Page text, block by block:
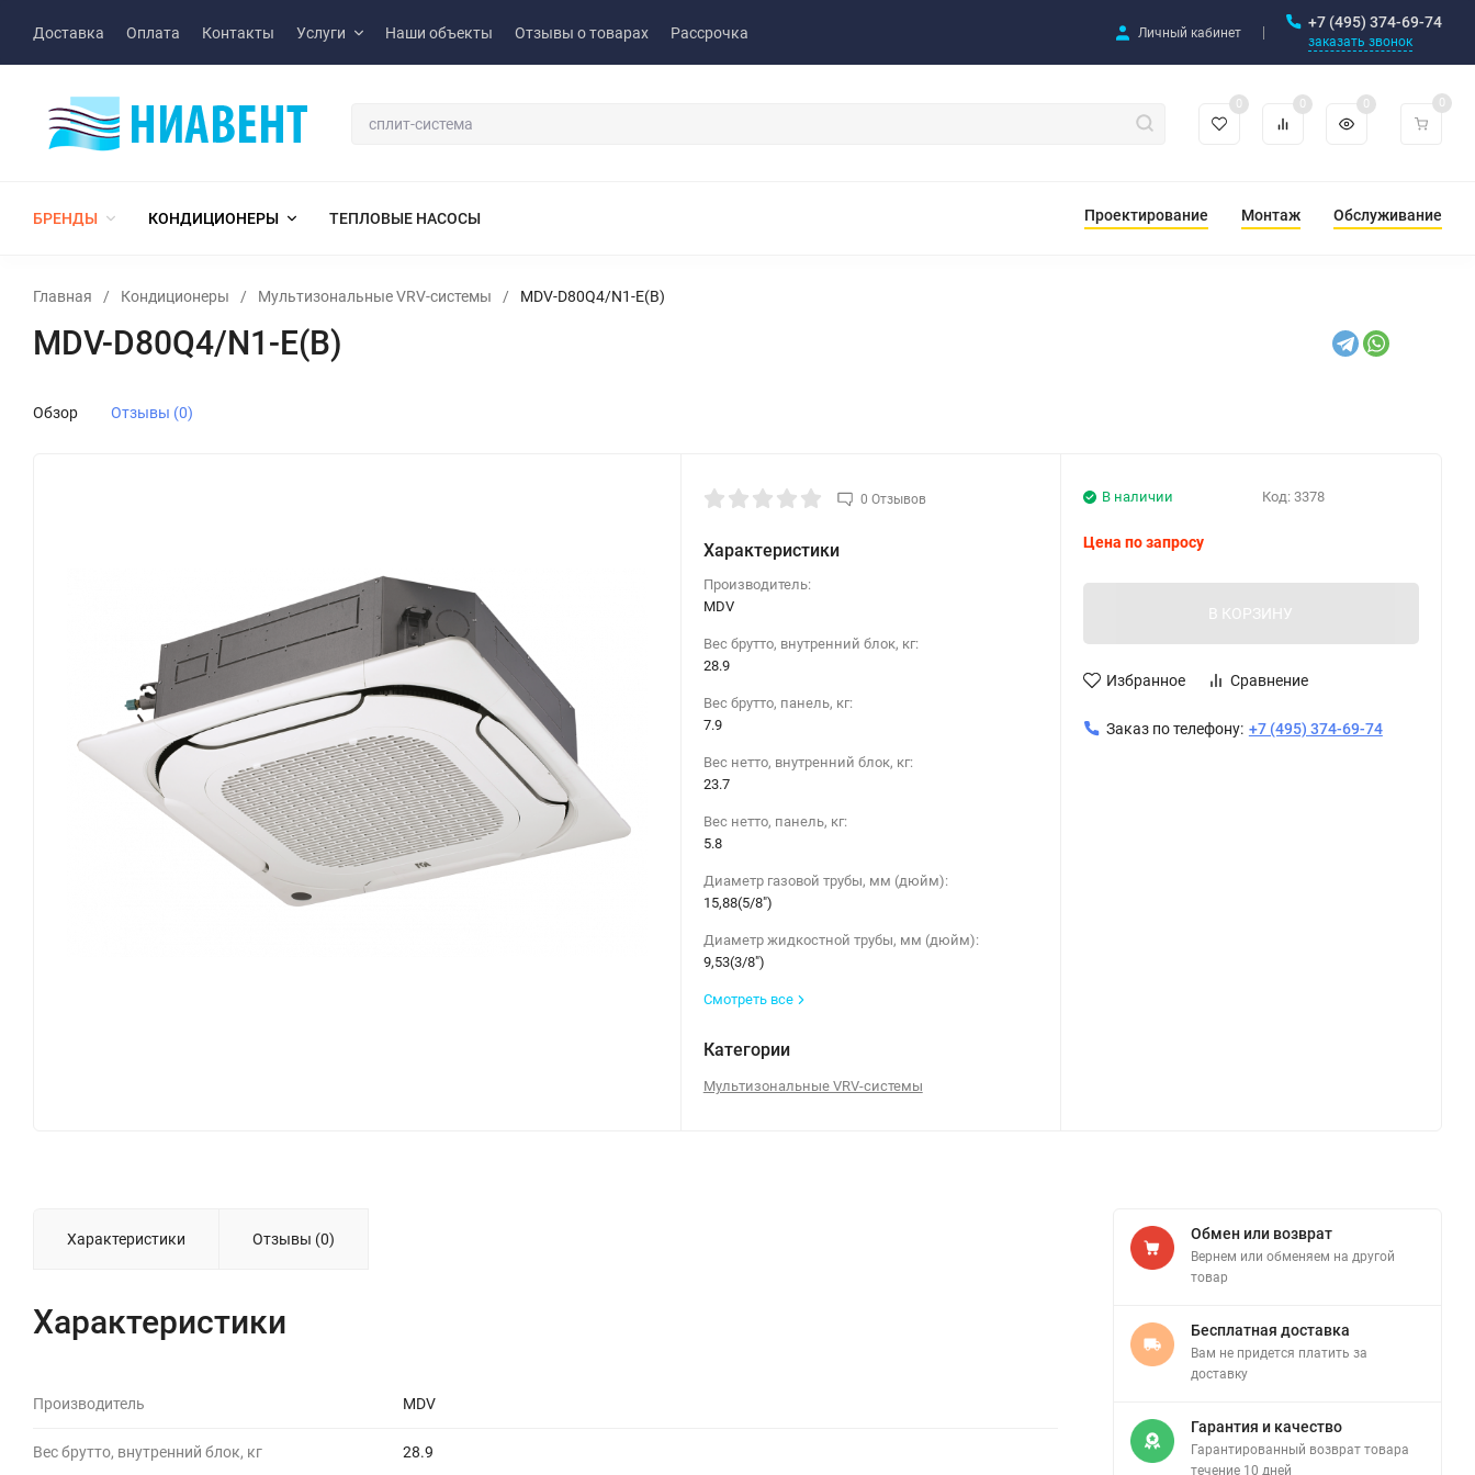
Доставка Оплата Контакты Услуги Наши объекты Отзывы о товарах Рассрочка Личный кабинет
+7 (495) 374-69-74
заказать звонок
0 0 0 0
БРЕНДЫ КОНДИЦИОНЕРЫ ТЕПЛОВЫЕ НАСОСЫ Проектирование Монтаж Обслуживание
Главная / Кондиционеры / Мультизональные VRV-системы / MDV-D80Q4/N1-E(B)
MDV-D80Q4/N1-E(B)
Обзор Отзывы (0)
0 Отзывов
Характеристики
Производитель:
MDV
Вес брутто, внутренний блок, кг:
28.9
Вес брутто, панель, кг:
7.9
Вес нетто, внутренний блок, кг:
23.7
Вес нетто, панель, кг:
5.8
Диаметр газовой трубы, мм (дюйм):
15,88(5/8")
Диаметр жидкостной трубы, мм (дюйм):
9,53(3/8")
Смотреть все
Категории
Мультизональные VRV-системы
Код: 3378
В наличии
Цена по запросу
В КОРЗИНУ
Избранное Сравнение
Заказ по телефону: +7 (495) 374-69-74
Характеристики Отзывы (0)
Характеристики
Производитель MDV
Вес брутто, внутренний блок, кг 28.9
Обмен или возврат
Вернем или обменяем на другой
товар
Бесплатная доставка
Вам не придется платить за
доставку
Гарантия и качество
Гарантированный возврат товара
течение 10 дней